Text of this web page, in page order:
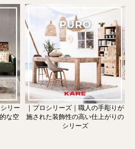
リー
な空
｜プロシリーズ｜職人の手彫りが
施された装飾性の高い仕上がりの
シリーズ